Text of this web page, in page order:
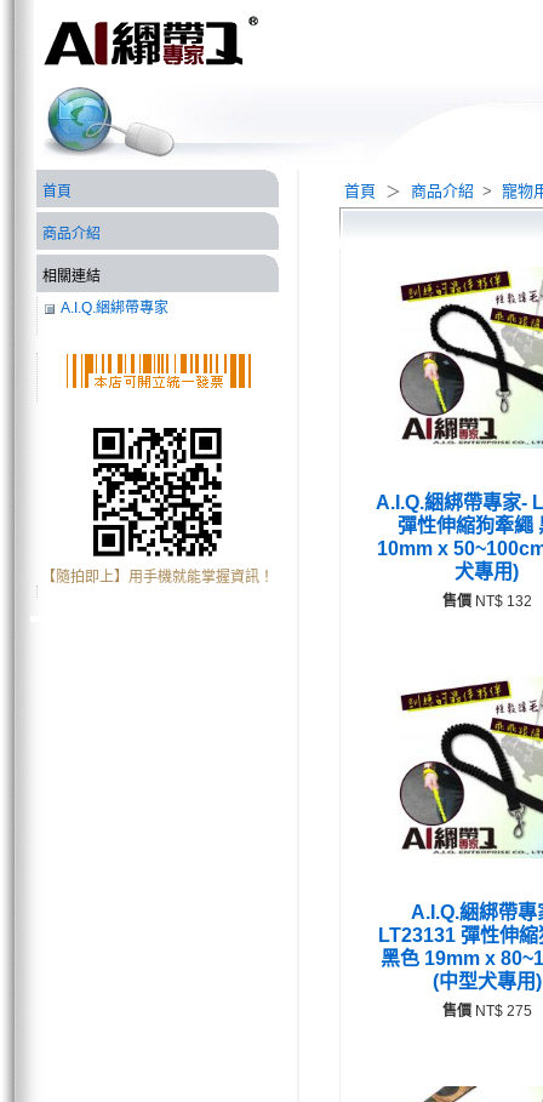
首頁 ＞ 商品介紹 > 寵物
A.I.Q.綑綁帶專家-
彈性伸縮狗牽繩
10mm x
犬專用)
售價NT$ 132
A.I.Q.綑綁帶專
LT23131 彈性伸
黑色 19mm x
(中型犬專用)
售價NT$ 275
首頁
商品介紹
相關連結
A.I.Q.綑綁帶專家
【隨拍即上】用手機就能掌握資訊！